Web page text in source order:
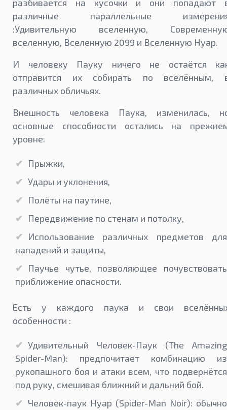
разбивается на кусочки и они попадают
различные параллельные
:Удивительную вселенную,
вселенную, Вселенную 2099 и Вселенную Нуар.
И человеку Пауку ничего не остаётся
отправится их собирать по вселённым,
различных обличьях.
Внешность человека Паука, изменилась,
основные способности остались на
уровне:
Прыжки,
Удары и уклонения,
Полёты на паутине,
Передвижение по стенам и потолку,
Использование различных предметов для
нападений и защиты,
Паучье чутье, позволяющее почувствовать
приближение опасности.
Есть у каждого паука и свои
особенности :
Удивительный Человек-Паук (The Amazing
Spider-Man): предпочитает комбинацию из
рукопашного боя и атаки всем, что подвернётся
под руку, смешивая ближний и дальний бой.
Человек-паук Нуар (Spider-Man Noir): обычно